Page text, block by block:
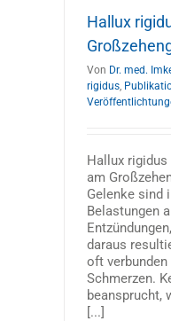
Hallux
Von Dr. med.
rigidus,
Hallux
am
Gelenke sind
Belastungen
daraus
oft
Schmerzen.
beansprucht,
[...]